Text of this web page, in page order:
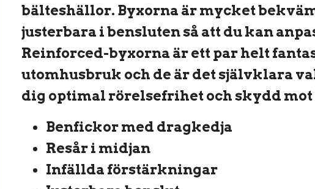
bälteshällor. Byxorna är mycket
justerbara i bensluten så att du kan
Reinforced-byxorna är ett par helt
utomhusbruk och de är det självklara
dig optimal rörelsefrihet och skydd mot
Benfickor med dragkedja
Resår i midjan
Infällda förstärkningar